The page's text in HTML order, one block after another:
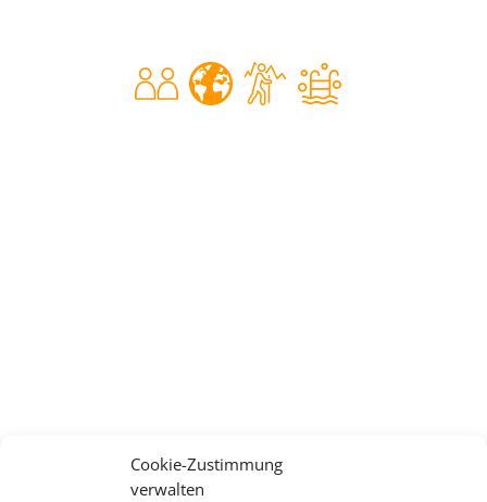
Cookie-Zustimmung
verwalten